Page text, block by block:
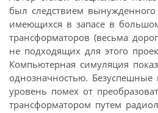
был следствием вынужденного
имеющихся в запасе в
трансформаторов (весьма
не подходящих для этого
Компьютерная симуляция
однозначностью.
уровень помех от
трансформатором путем